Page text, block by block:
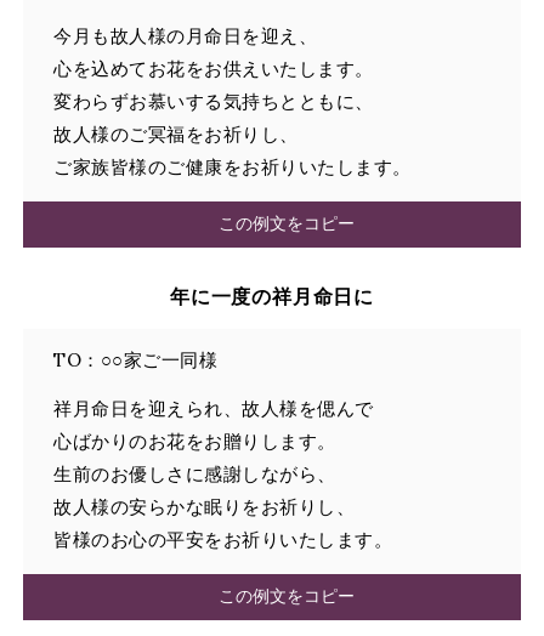
今月も故人様の月命日を迎え、
心を込めてお花をお供えいたします。
変わらずお慕いする気持ちとともに、
故人様のご冥福をお祈りし、
ご家族皆様のご健康をお祈りいたします。
この例文をコピー
年に一度の祥月命日に
TO：○○家ご一同様
祥月命日を迎えられ、故人様を偲んで
心ばかりのお花をお贈りします。
生前のお優しさに感謝しながら、
故人様の安らかな眠りをお祈りし、
皆様のお心の平安をお祈りいたします。
この例文をコピー